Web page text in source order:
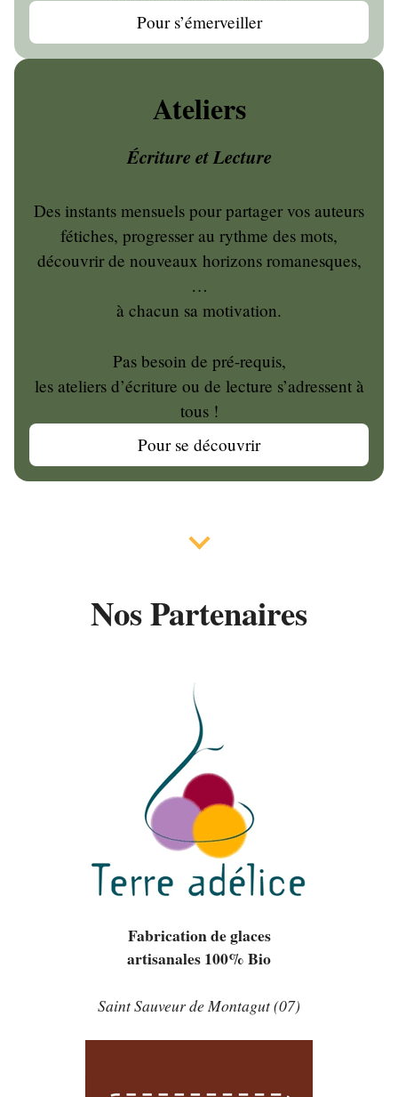
Pour s’émerveiller
Ateliers
Écriture et Lecture
Des instants mensuels pour partager vos auteurs
fétiches, progresser au rythme des mots,
découvrir de nouveaux horizons romanesques,
…
à chacun sa motivation.
Pas besoin de pré-requis,
les ateliers d’écriture ou de lecture s’adressent à
tous !
Pour se découvrir
Nos Partenaires
Fabrication de glaces
artisanales 100% Bio
Saint Sauveur de Montagut (07)